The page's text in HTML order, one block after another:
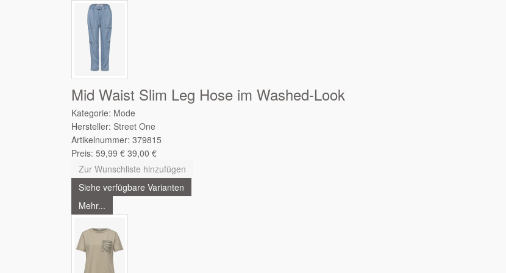
Mid Waist Slim Leg Hose im Washed-Look
Kategorie: Mode
Hersteller: Street One
Artikelnummer: 379815
Preis: 59,99 € 39,00 €
Zur Wunschliste hinzufügen
Siehe verfügbare Varianten
Mehr...